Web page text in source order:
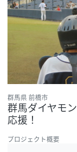
群馬県 前橋市
群馬ダイヤモ
応援！
プロジェクト概要